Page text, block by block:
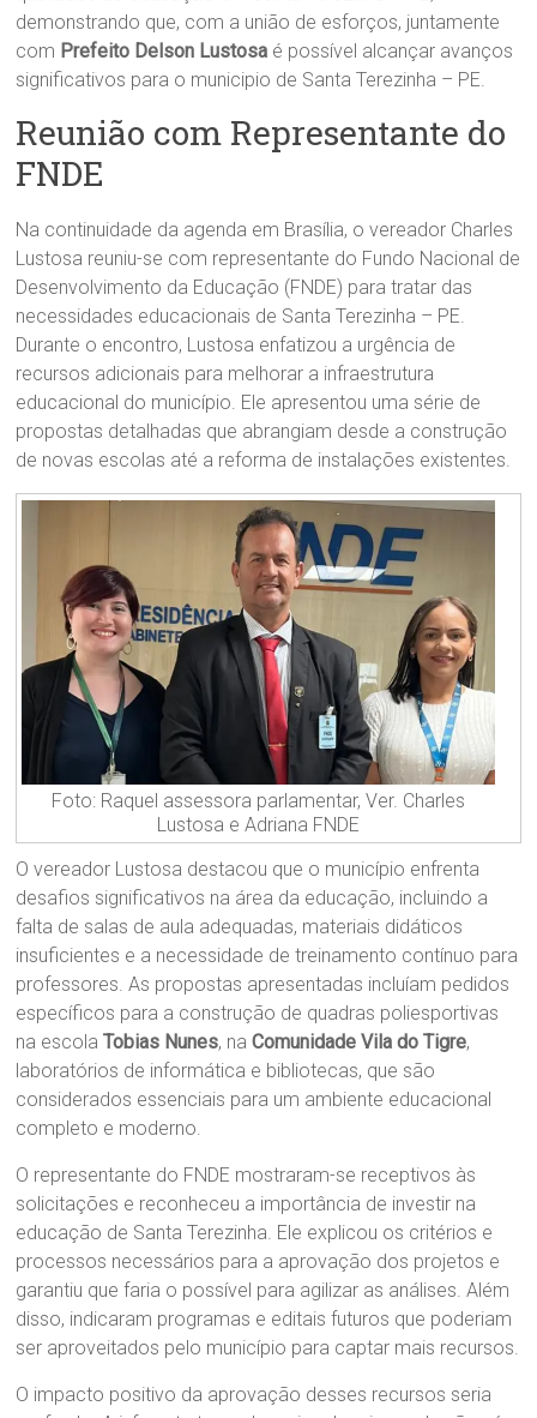
demonstrando que, com a união de esforços, juntamente
com Prefeito Delson Lustosa é possível alcançar avanços
significativos para o municipio de Santa Terezinha – PE.
Reunião com Representante do
FNDE
Na continuidade da agenda em Brasília, o vereador Charles
Lustosa reuniu-se com representante do Fundo Nacional de
Desenvolvimento da Educação (FNDE) para tratar das
necessidades educacionais de Santa Terezinha – PE.
Durante o encontro, Lustosa enfatizou a urgência de
recursos adicionais para melhorar a infraestrutura
educacional do município. Ele apresentou uma série de
propostas detalhadas que abrangiam desde a construção
de novas escolas até a reforma de instalações existentes.
Foto: Raquel assessora parlamentar, Ver. Charles
Lustosa e Adriana FNDE
O vereador Lustosa destacou que o município enfrenta
desafios significativos na área da educação, incluindo a
falta de salas de aula adequadas, materiais didáticos
insuficientes e a necessidade de treinamento contínuo para
professores. As propostas apresentadas incluíam pedidos
específicos para a construção de quadras poliesportivas
na escolaTobias Nunes, naComunidade Vila do Tigre,
laboratórios de informática e bibliotecas, que são
considerados essenciais para um ambiente educacional
completo e moderno.
O representante do FNDE mostraram-se receptivos às
solicitações e reconheceu a importância de investir na
educação de Santa Terezinha. Ele explicou os critérios e
processos necessários para a aprovação dos projetos e
garantiu que faria o possível para agilizar as análises. Além
disso, indicaram programas e editais futuros que poderiam
ser aproveitados pelo município para captar mais recursos.
O impacto positivo da aprovação desses recursos seria